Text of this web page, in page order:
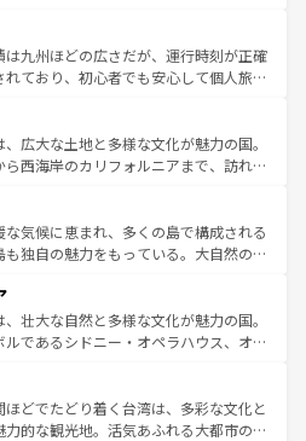
とそれぞれで全く異なる文化を体験で
ろう。 なお、新着のフランス情報はコンテンツ一覧
。
ひ体験してほしい。 なお、新着の
テンツ一覧を参照してほしい。
力がある。また、優雅なアフタヌーン
きにはたまらない英国パブ、サッカー観
らこそできる体験も豊富。イギリスを旅
ほしい。
は九州ほどの広さだが、運行時刻が正確
れており、初心者でも安心して個人旅行
る町や、スイスならではのユニークな
プス観光だけでなく町歩きも満喫する
民の所得が高いため物価も高いが、旅行
光を楽しむこともできる。 なお、新
コンテンツ一覧 を参照してほしい。
広大な土地と多様な文化が魅力の国。
ら西海岸のカリフォルニアまで、訪れる
、観光、ショッピング、エンターテイ
た刺激的なスポットだ。一方、アメリカ
広がり、グランドキャニオンやイエロー
ズでは、音楽と美食が融合した独特の
はアメリカの各地域で異なる魅力を楽
多様性と豊かな歴史を感じることができ
だ。 なお、新着のアメリカ
一覧を参照してほしい。
な気候に恵まれ、多くの島で構成される
も独自の魅力をもっている。大自然の神
。また、定番の観光地といえばオアフ
を求めるならマウイ島やカウアイ島が
ルドグリーンに輝く海をはじめ、豊かな
で訪れる人々を迎えてくれるハワイの
ーカルフードやハワイアンミュージッ
ダンスなど、すべてがハワイの魅力を彩
壮大な自然と多様な文化が魅力の国。
ルであるシドニー・オペラハウス、オー
央部にそびえるウルル（エアーズロッ
の美しい原生林やケアンズの熱帯雨林な
くさん。また、カフェやワイン、オージ
ほどでたどり着く台湾は、多彩な文化と
力的な観光地。活気あふれる大都市の台